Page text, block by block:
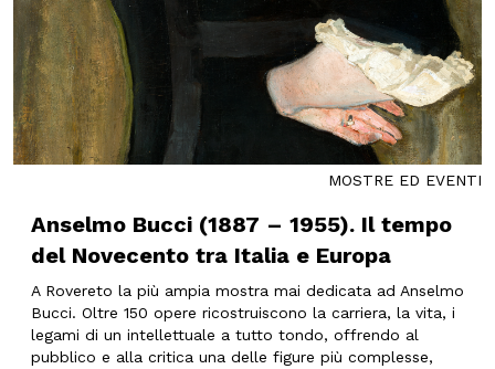
MOSTRE ED EVENTI
Anselmo Bucci (1887 – 1955). Il tempo
del Novecento tra Italia e Europa
A Rovereto la più ampia mostra mai dedicata ad Anselmo
Bucci. Oltre 150 opere ricostruiscono la carriera, la vita, i
legami di un intellettuale a tutto tondo, offrendo al
pubblico e alla critica una delle figure più complesse,